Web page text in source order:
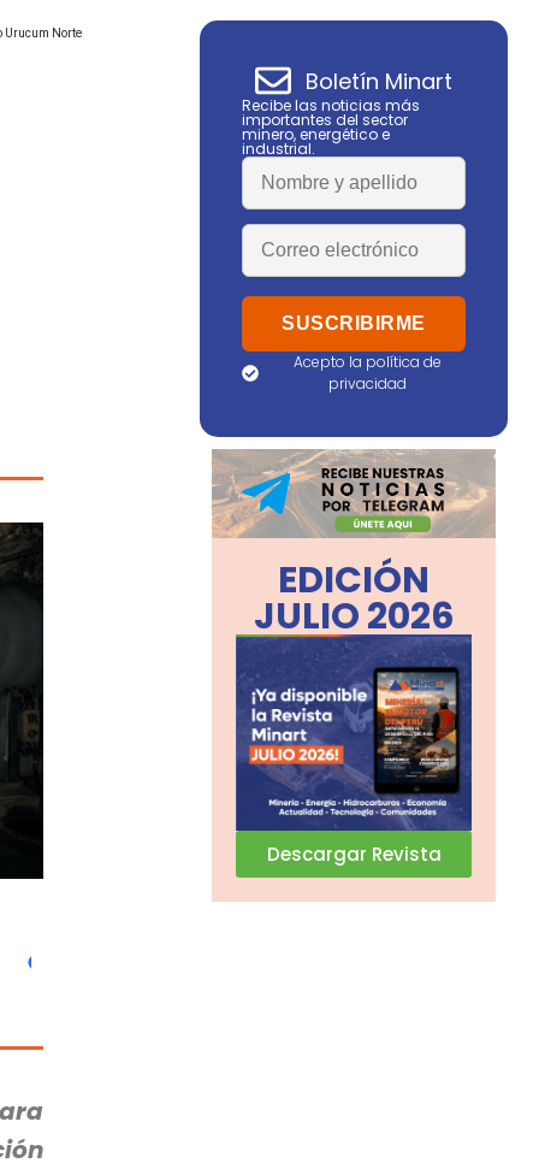
Urucum Norte
Boletín Minart
Recibe las noticias más
importantes del sector
minero, energético e
industrial.
Acepto la política de
privacidad
EDICIÓN
JULIO 2026
Descargar Revista